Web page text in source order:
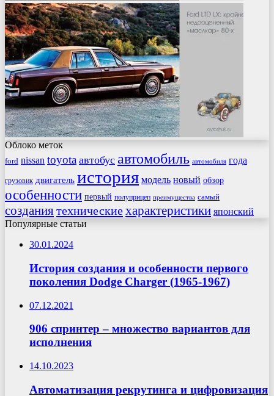
Облоко меток
ford nissan toyota автобус автомобиль автомобиля года
грузовик двигатель история модель новый обзор
особенности первый полуприцеп преимущества самый
созданиятехническиехарактеристики японский
Популярные статьи
30.01.2024
История создания и особенности первого
поколения Dodge Charger (1965-1967)
07.12.2021
906 спринтер – множество вариантов для
исполнения
14.10.2023
Автоматизация рекрутинга и цифровизация